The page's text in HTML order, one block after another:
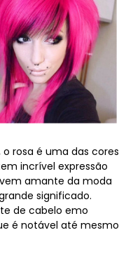
rosa é uma das cores
incrível expressão
amante da moda
significado.
de cabelo emo
é notável até mesmo